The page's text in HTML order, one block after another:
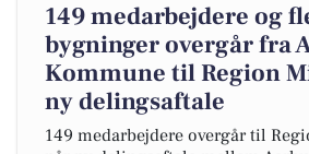
149 medarbejdere og
bygninger overgår fra
Kommune til Region
ny delingsaftale
149 medarbejdere overgår til